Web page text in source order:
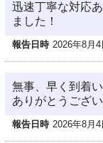
迅速丁寧な対応
ました！
報告日時 2026年8月
無事、早く到着
ありがとうござい
報告日時 2026年8月